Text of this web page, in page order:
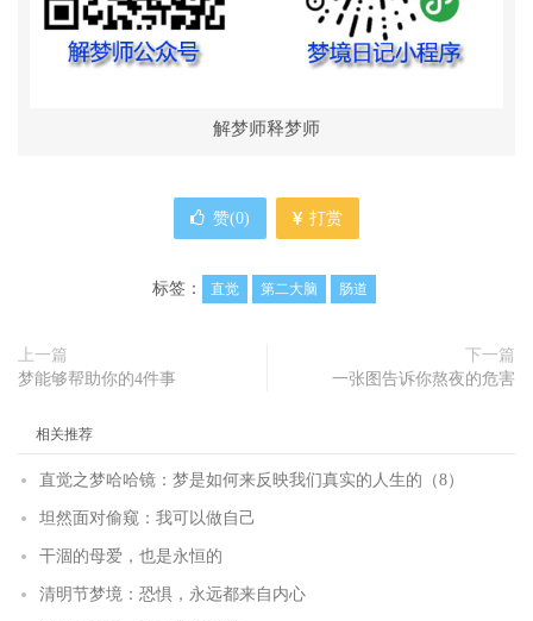
解梦师释梦师
赞(0) 打赏
标签： 直觉 第二大脑 肠道
上一篇
梦能够帮助你的4件事
下一篇
一张图告诉你熬夜的危害
相关推荐
直觉之梦哈哈镜：梦是如何来反映我们真实的人生的（8）
坦然面对偷窥：我可以做自己
干涸的母爱，也是永恒的
清明节梦境：恐惧，永远都来自内心